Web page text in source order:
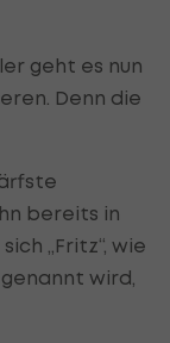
geht es nun
Denn die
bereits in
„Fritz“, wie
wird,